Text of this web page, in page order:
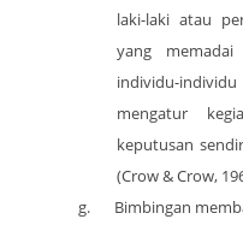
laki-laki atau
yang
individu-
mengatur
keputusan
(Crow & Crow,
g.
Bimbingan